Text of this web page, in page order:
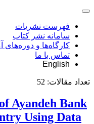
فهرست نشریات
سامانه نشر کتاب
کارگاه‌ها و
تماس با ما
English
تعداد مقالات: 52
Ayandeh Bank
Using Data